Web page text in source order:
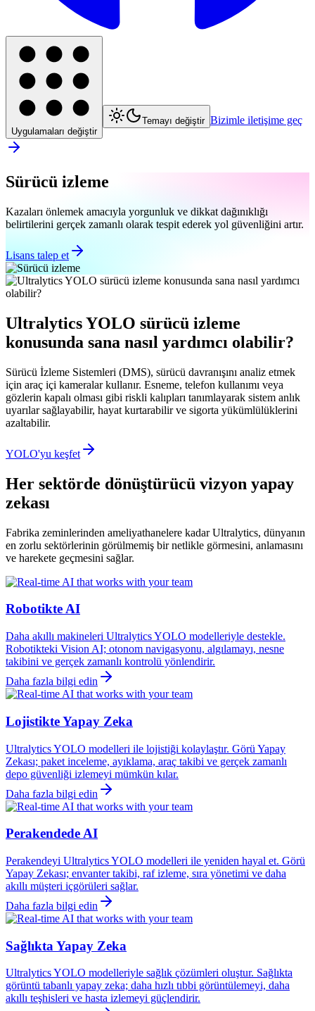
Uygulamaları değiştir
Temayı değiştir Bizimle iletişime geç
Sürücü izleme
Kazaları önlemek amacıyla yorgunluk ve dikkat dağınıklığı
belirtilerini gerçek zamanlı olarak tespit ederek yol güvenliğini artır.
Lisans talep et
Ultralytics YOLO sürücü izleme
konusunda sana nasıl yardımcı olabilir?
Sürücü İzleme Sistemleri (DMS), sürücü davranışını analiz etmek
için araç içi kameralar kullanır. Esneme, telefon kullanımı veya
gözlerin kapalı olması gibi riskli kalıpları tanımlayarak sistem anlık
uyarılar sağlayabilir, hayat kurtarabilir ve sigorta yükümlülüklerini
azaltabilir.
YOLO'yu keşfet
Her sektörde dönüştürücü vizyon yapay
zekası
Fabrika zeminlerinden ameliyathanelere kadar Ultralytics, dünyanın
en zorlu sektörlerinin görülmemiş bir netlikle görmesini, anlamasını
ve harekete geçmesini sağlar.
Robotikte AI
Daha akıllı makineleri Ultralytics YOLO modelleriyle destekle.
Robotikteki Vision AI; otonom navigasyonu, algılamayı, nesne
takibini ve gerçek zamanlı kontrolü yönlendirir.
Daha fazla bilgi edin
Lojistikte Yapay Zeka
Ultralytics YOLO modelleri ile lojistiği kolaylaştır. Görü Yapay
Zekası; paket inceleme, ayıklama, araç takibi ve gerçek zamanlı
depo güvenliği izlemeyi mümkün kılar.
Daha fazla bilgi edin
Perakendede AI
Perakendeyi Ultralytics YOLO modelleri ile yeniden hayal et. Görü
Yapay Zekası; envanter takibi, raf izleme, sıra yönetimi ve daha
akıllı müşteri içgörüleri sağlar.
Daha fazla bilgi edin
Sağlıkta Yapay Zeka
Ultralytics YOLO modelleriyle sağlık çözümleri oluştur. Sağlıkta
görüntü tabanlı yapay zeka; daha hızlı tıbbi görüntülemeyi, daha
akıllı teşhisleri ve hasta izlemeyi güçlendirir.